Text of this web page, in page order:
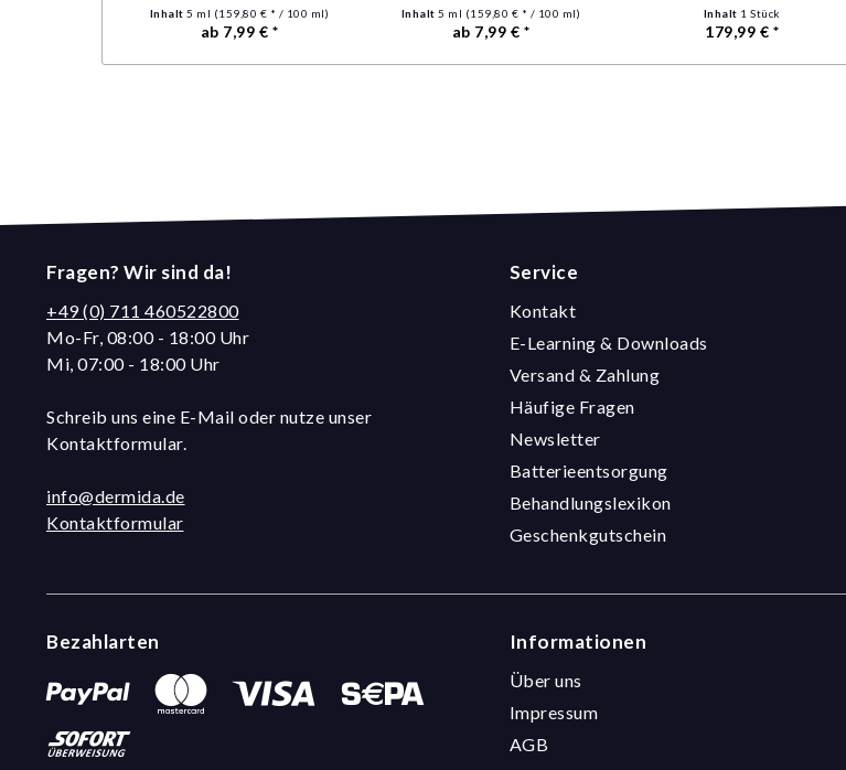
Inhalt5 ml (159,80 € * / 100 ml)
ab 7,99 € *
Inhalt5 ml (159,80 € * / 100 ml)
ab 7,99 € *
Inhalt 1 Stück
179,99 € *
Fragen? Wir sind da!
+49 (0) 711 460522800
Mo-Fr, 08:00 - 18:00 Uhr
Mi, 07:00 - 18:00 Uhr
Schreib uns eine E-Mail oder nutze unser
Kontaktformular.
info@dermida.de
Kontaktformular
Service
Kontakt
E-Learning & Downloads
Versand & Zahlung
Häufige Fragen
Newsletter
Batterieentsorgung
Behandlungslexikon
Geschenkgutschein
Bezahlarten Informationen
Über uns
Impressum
AGB